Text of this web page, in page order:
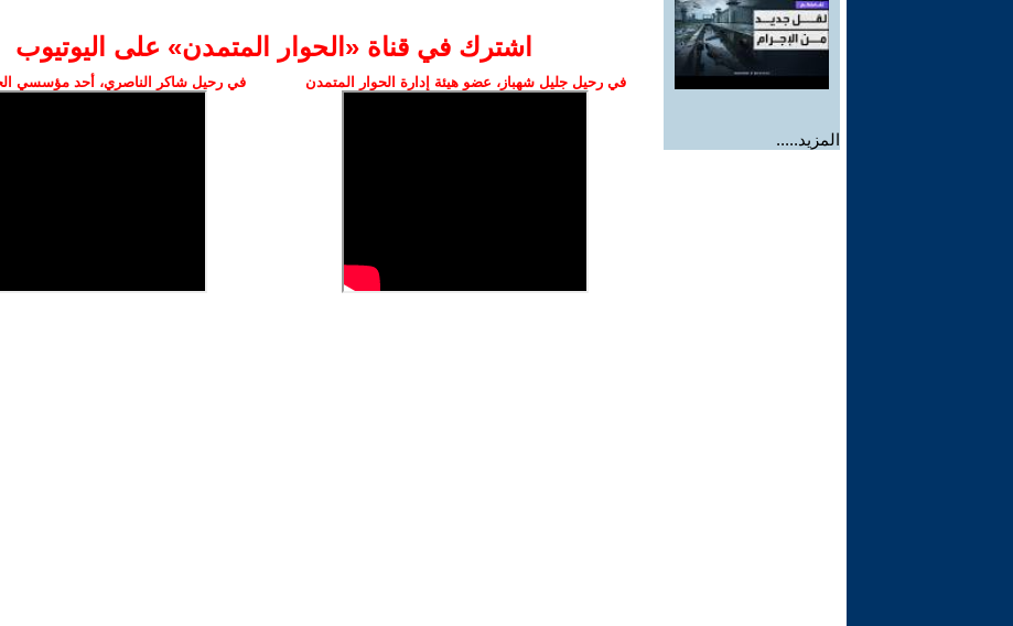
المزيد.....
اشترك في قناة ‫«الحوار المتمدن» على اليوتيوب
في رحيل جليل شهباز، عضو هيئة إدارة الحوار المتمدن في رحيل شاكر الناصري، أحد مؤسسي